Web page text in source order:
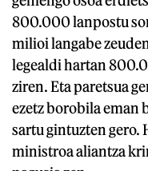
800.000 lanpostu
milioi langabe
legealdi hartan
ziren. Eta paretsua
ezetz borobila eman
sartu gintuzten gero.
ministroa aliantza